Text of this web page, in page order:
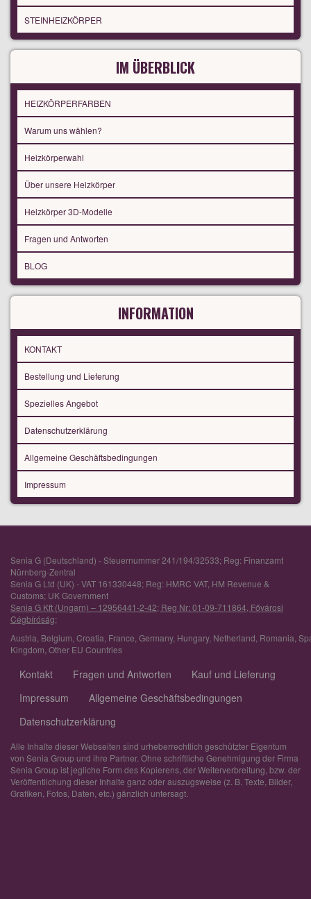
STEINHEIZKÖRPER
IM ÜBERBLICK
HEIZKÖRPERFARBEN
Warum uns wählen?
Heizkörperwahl
Über unsere Heizkörper
Heizkörper 3D-Modelle
Fragen und Antworten
BLOG
INFORMATION
KONTAKT
Bestellung und Lieferung
Spezielles Angebot
Datenschutzerklärung
Allgemeine Geschäftsbedingungen
Impressum
Senia G (Deutschland) - Steuernummer 241/194/32533; Reg: Finanzamt
Nürnberg-Zentral
Senia G Ltd (UK) - VAT 161330448; Reg: HMRC VAT, HM Revenue &
Customs; UK Government
Senia G Kft (Ungarn) – 12956441-2-42; Reg Nr: 01-09-711864, Fővárosi
Cégbíróság;
Austria Belgium Croatia France Germany, Hungary, Netherland Romania
Kingdom Other EU Countries
Kontakt Fragen und Antworten
Kauf und Lieferung
Impressum
Allgemeine Geschäftsbedingungen
Datenschutzerklärung
Alle Inhalte dieser Webseiten sind urheberrechtlich geschützter Eigentum
von Senia Group und ihre Partner. Ohne schriftliche Genehmigung der Firma
Senia Group ist jegliche Form des Kopierens, der Weiterverbreitung, bzw. der
Veröffentlichung dieser Inhalte ganz oder auszugsweise (z. B. Texte, Bilder,
Grafiken, Fotos, Daten, etc.) gänzlich untersagt.